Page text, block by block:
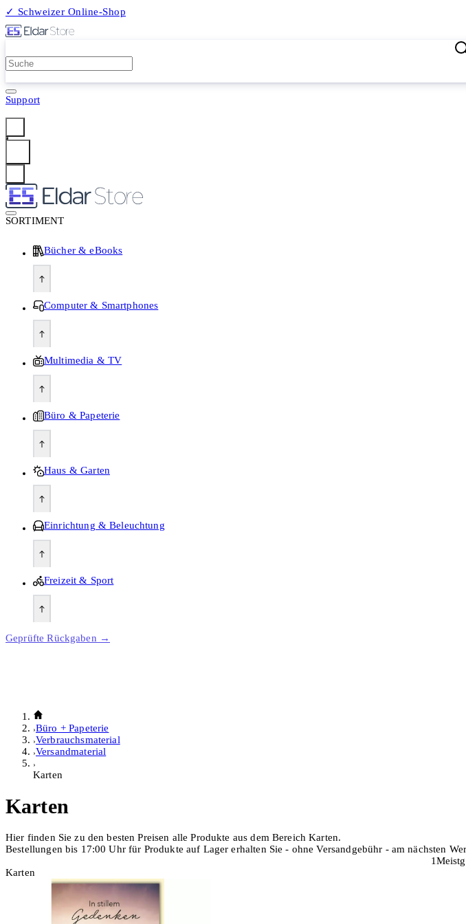
✓ Schweizer Online-Shop
Support
SORTIMENT
Bücher & eBooks
Computer & Smartphones
Multimedia & TV
Büro & Papeterie
Haus & Garten
Einrichtung & Beleuchtung
Freizeit & Sport
Geprüfte Rückgaben →
Büro + Papeterie
Verbrauchsmaterial
Versandmaterial
Karten
Karten
Hier finden Sie zu den besten Preisen alle Produkte aus dem Bereich Karten.
Bestellungen bis 17:00 Uhr für Produkte auf Lager erhalten Sie - ohne Versandgebühr - am nächsten
1
Karten